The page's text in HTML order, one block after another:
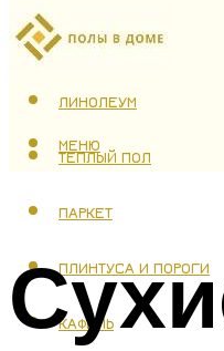
ЛАМИНАТ
ЛИНОЛЕУМ
ТЕПЛЫЙ ПОЛ
ПАРКЕТ
ПЛИНТУСА И ПОРОГИ
КАФЕЛЬ
МЕНЮ